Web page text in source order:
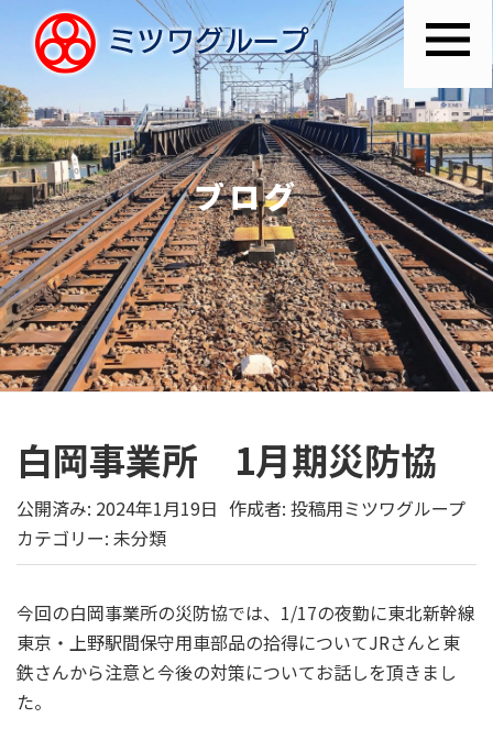
ブログ
白岡事業所 1月期災防協
公開済み: 2024年1月19日 作成者: 投稿用ミツワグループ
カテゴリー: 未分類
今回の白岡事業所の災防協では、1/17の夜勤に東北新幹線
東京・上野駅間保守用車部品の拾得についてJRさんと東
鉄さんから注意と今後の対策についてお話しを頂きまし
た。